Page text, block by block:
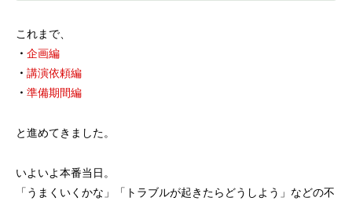
これまで、
・ 企画編
・ 講演依頼編
・ 準備期間編
と進めてきました。
いよいよ本番当日。
「うまくいくかな」「トラブルが起きたらどうしよう」などの不